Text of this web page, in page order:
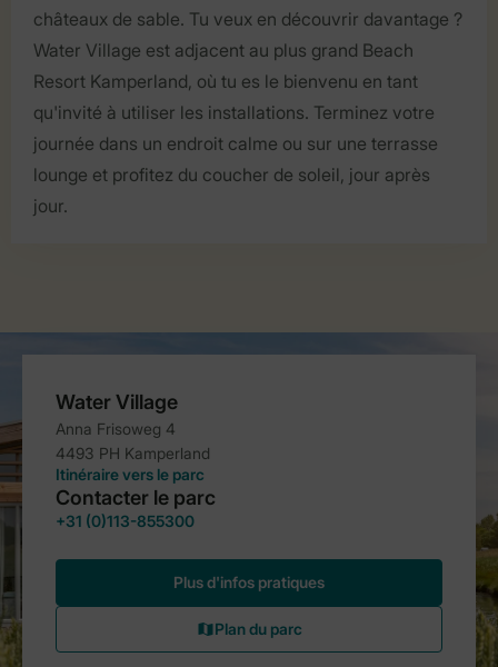
châteaux de sable. Tu veux en découvrir davantage ?
Water Village est adjacent au plus grand Beach
Resort Kamperland, où tu es le bienvenu en tant
qu'invité à utiliser les installations. Terminez votre
journée dans un endroit calme ou sur une terrasse
lounge et profitez du coucher de soleil, jour après
jour.